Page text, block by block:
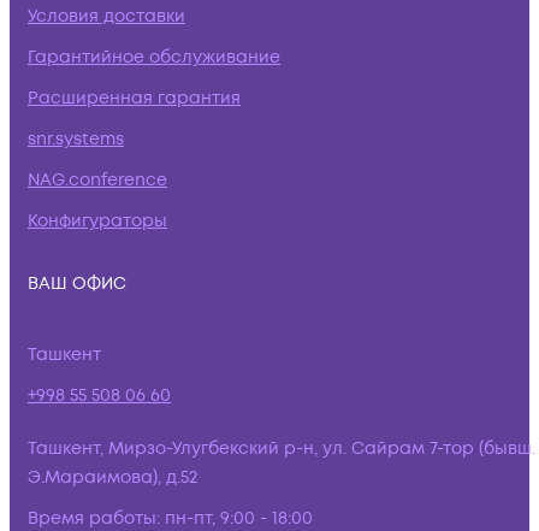
Условия доставки
Гарантийное обслуживание
Расширенная гарантия
snr.systems
NAG.conference
Конфигураторы
ВАШ ОФИС
Ташкент
+998 55 508 06 60
Ташкент, Мирзо-Улугбекский р-н, ул. Сайрам 7-тор (бывш.
Э.Мараимова), д.52
Время работы: пн-пт, 9:00 - 18:00